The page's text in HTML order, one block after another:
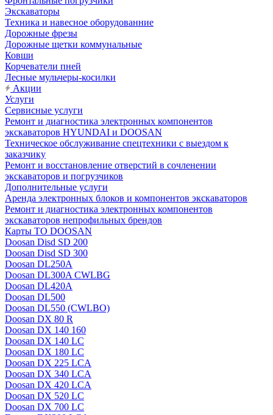
Экскаваторы
Техника и навесное оборудованние
Дорожные фрезы
Дорожные щетки коммунальные
Ковши
Корчеватели пней
Лесные мульчеры-косилки
Акции
Услуги
Сервисные услуги
Ремонт и диагностика электронных компонентов
экскаваторов HYUNDAI и DOOSAN
Техническое обслуживание спецтехники с выездом к
заказчику
Ремонт и восстановление отверстий в сочленении
экскаваторов и погрузчиков
Дополнительные услуги
Аренда электронных блоков и компонентов экскаваторов
Ремонт и диагностика электронных компонентов
экскаваторов непрофильных брендов
Карты ТО DOOSAN
Doosan Disd SD 200
Doosan Disd SD 300
Doosan DL250A
Doosan DL300A CWLBG
Doosan DL420A
Doosan DL500
Doosan DL550 (CWLBO)
Doosan DX 80 R
Doosan DX 140 160
Doosan DX 140 LC
Doosan DX 180 LC
Doosan DX 225 LCA
Doosan DX 340 LCA
Doosan DX 420 LCA
Doosan DX 520 LC
Doosan DX 700 LC